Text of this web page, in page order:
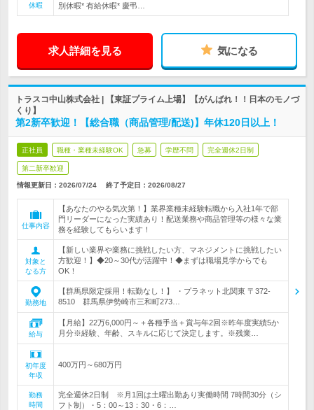
休暇
別休暇* 有給休暇* 慶弔…
求人詳細を見る 気になる
トラスコ中山株式会社 | 【東証プライム上場】【がんばれ！！日本のモノづ
くり】
第2新卒歓迎！【総合職（商品管理/配送)】年休120日以上！
正社員 職種・業種未経験OK 急募 学歴不問 完全週休2日制
第二新卒歓迎
情報更新日：2026/07/24 終了予定日： 2026/08/27
仕事内容
【あなたのやる気次第！】業界業種未経験転職から入社1年で部
門リーダーになった実績あり！配送業務や商品管理等の様々な業
務を経験してもらいます！
対象と
なる方
【新しい業界や業務に挑戦したい方、マネジメントに挑戦したい
方歓迎！】◆20～30代が活躍中！◆まずは職場見学からでも
OK！
勤務地
【群馬県限定採用！転勤なし！】 ・プラネット北関東 〒372-
8510 群馬県伊勢崎市三和町273…
給与
【月給】22万6,000円～＋各種手当＋賞与年2回※昨年度実績5か
月分※経験、年齢、スキルに応じて決定します。※残業…
初年度
年収
400万円～680万円
勤務
時間
完全週休2日制 ※月1回は土曜出勤あり実働時間 7時間30分（シ
フト制）・5：00～13：30・6：…